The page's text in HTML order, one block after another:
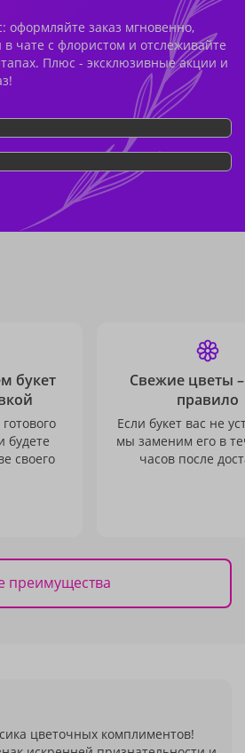
оформляйте заказ мгновенно,
в чате с флористом и отслеживайте
Плюс - эксклюзивные акции и
букет
будете
своего
Свежие цветы
правило
Если букет вас не
мы заменим его в
часов после
преимущества
цветочных комплиментов!